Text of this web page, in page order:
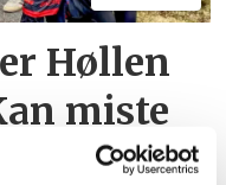
Høllen
miste